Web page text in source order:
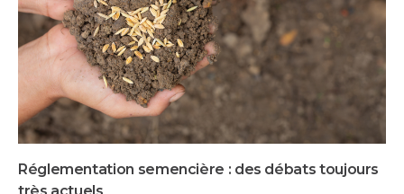
Réglementation semencière : des débats toujours